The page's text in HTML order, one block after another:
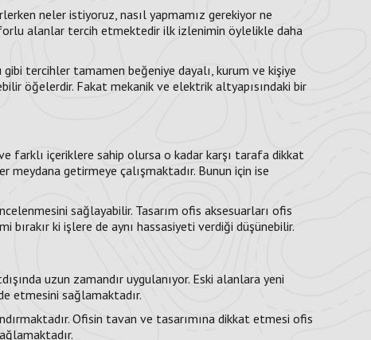
neler istiyoruz, nasıl yapmamız gerekiyor ne
alanlar tercih etmektedir ilk izlenimin öylelikle daha
tercihler tamamen beğeniye dayalı, kurum ve kişiye
öğelerdir. Fakat mekanik ve elektrik altyapısındaki bir
farklı içeriklere sahip olursa o kadar karşı tarafa dikkat
getirmeye çalışmaktadır. Bunun için ise
sağlayabilir. Tasarım ofis aksesuarları ofis
ki işlere de aynı hassasiyeti verdiği düşünebilir.
uzun zamandır uygulanıyor. Eski alanlara yeni
etmesini sağlamaktadır.
Ofisin tavan ve tasarımına dikkat etmesi ofis